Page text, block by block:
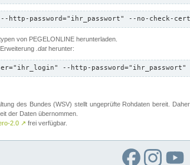
http-password="ihr_passwort" --no-
von PEGELONLINE herunterladen.
.datherunter:
--http-
des Bundes (WSV) stellt ungeprüfte Rohdaten bereit.
der Daten übernommen.
2.0 ↗ frei verfügbar.